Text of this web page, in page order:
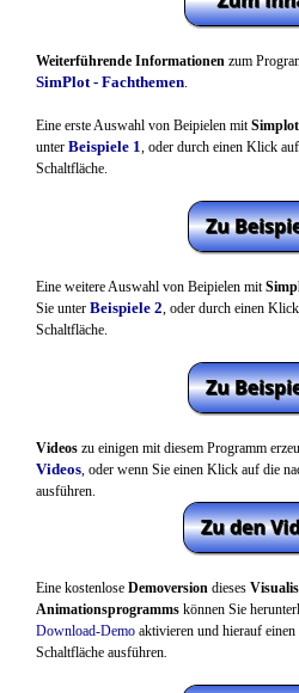
Weiterführende Informationen zum
SimPlot - Fachthemen.
Eine erste Auswahl von Beipielen mit
unter Beispiele 1, oder durch einen Klick
Schaltfläche.
Eine weitere Auswahl von Beipielen mit
Sie unter Beispiele 2, oder durch einen
Schaltfläche.
Videos zu einigen mit diesem Programm
Videos, oder wenn Sie einen Klick auf die
ausführen.
Eine kostenlose Demoversion dieses
Animationsprogramms können Sie
Download-Demo aktivieren und hierauf
Schaltfläche ausführen.